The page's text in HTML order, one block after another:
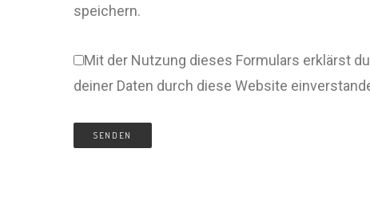
speichern.
Mit der Nutzung dieses Formulars erklärst
deiner Daten durch diese Website